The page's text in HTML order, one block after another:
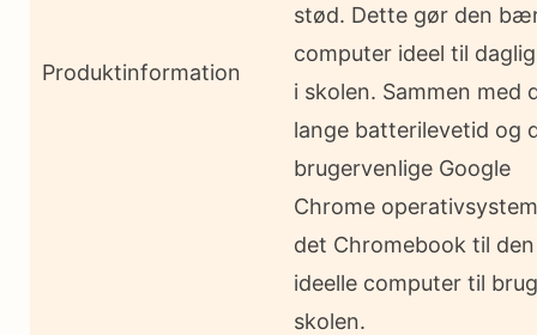
Produktinformation
stød. Dette gør den
computer ideel til
i skolen. Sammen med
lange batterilevetid og
brugervenlige Google
Chrome
det Chromebook til den
ideelle computer til
skolen.